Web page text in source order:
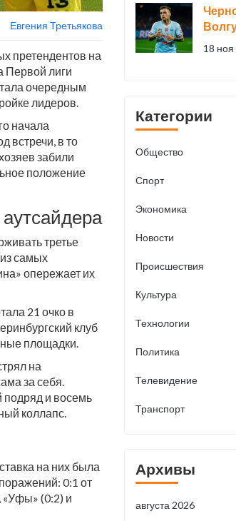
Евгения Третьякова
претендентов на
Первой лиги
очередным
лидеров.
начала
встречи, в то
забили
положение
третье
самых
опережает их
21 очко в
клуб
площадки.
на
за себя.
подряд и восемь
коллапс.
на них была
0:1 от
«Уфы» (0:2) и
18
Категории
Общество
Спорт
Экономика
Новости
Происшествия
Культура
Технологии
Политика
Телевидение
Транспорт
Архивы
августа 2026